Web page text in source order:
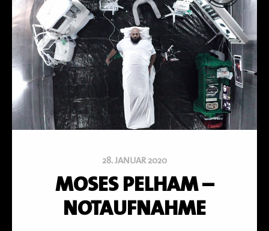
28. JANUAR 2020
MOSES PELHAM –
NOTAUFNAHME